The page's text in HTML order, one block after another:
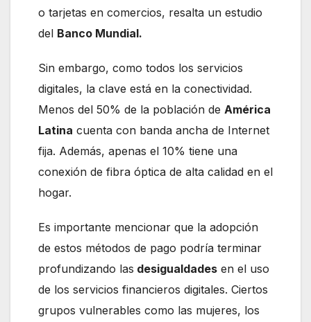
o tarjetas en comercios, resalta un estudio
del Banco Mundial.
Sin embargo, como todos los servicios
digitales, la clave está en la conectividad.
Menos del 50% de la población de América
Latina cuenta con banda ancha de Internet
fija. Además, apenas el 10% tiene una
conexión de fibra óptica de alta calidad en el
hogar.
Es importante mencionar que la adopción
de estos métodos de pago podría terminar
profundizando las desigualdades en el uso
de los servicios financieros digitales. Ciertos
grupos vulnerables como las mujeres, los